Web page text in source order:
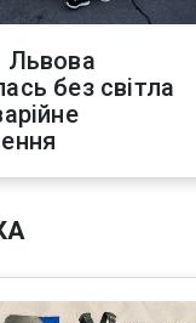
Львова
без світла